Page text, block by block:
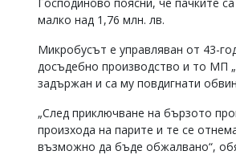
Коментарите
статиите
въвеждат
редакцията
малко над 1,76 млн. лв.
Микробусът е управляван от 43-
досъдебно производство и то МП
задържан и са му повдигнати
„След приключване на бързото
произхода на парите и те се
възможно да бъде обжалвано“,